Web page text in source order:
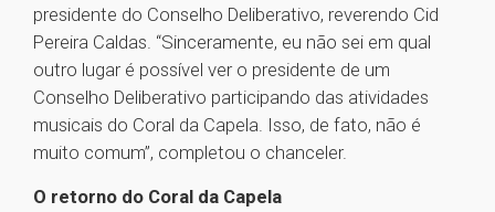
presidente do Conselho Deliberativo, reverendo Cid
Pereira Caldas. “Sinceramente, eu não sei em qual
outro lugar é possível ver o presidente de um
Conselho Deliberativo participando das atividades
musicais do Coral da Capela. Isso, de fato, não é
muito comum”, completou o chanceler.
O retorno do Coral da Capela